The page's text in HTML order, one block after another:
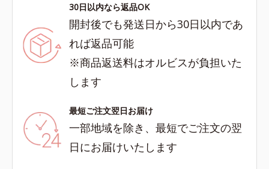
30日以内なら返品OK
開封後でも発送日から30日以内であ
れば返品可能
※商品返送料はオルビスが負担いた
します
最短ご注文翌日お届け
一部地域を除き、最短でご注文の翌
日にお届けいたします